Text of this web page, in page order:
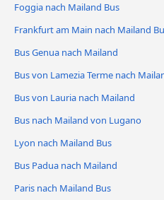
Foggia nach Mailand Bus
Frankfurt am Main nach Mailand
Bus Genua nach Mailand
Bus von Lamezia Terme nach
Bus von Lauria nach Mailand
Bus nach Mailand von Lugano
Lyon nach Mailand Bus
Bus Padua nach Mailand
Paris nach Mailand Bus